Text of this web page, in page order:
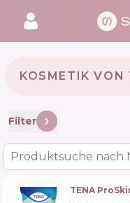
KOSMETIK VON
Filter
Produktsuche nach
TENA